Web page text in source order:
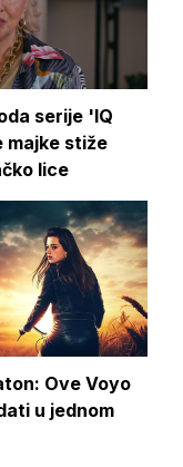
serije 'IQ
majke stiže
lice
Ove Voyo
u jednom